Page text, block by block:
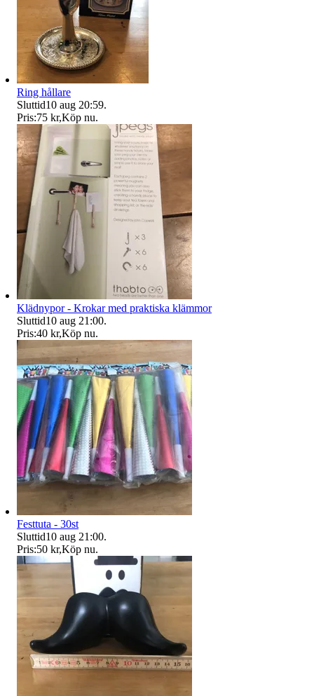
Ring hållare
Sluttid10 aug 20:59.
Pris:75 kr,Köp nu.
Klädnypor - Krokar med praktiska klämmor
Sluttid10 aug 21:00.
Pris:40 kr,Köp nu.
Festtuta - 30st
Sluttid10 aug 21:00.
Pris:50 kr,Köp nu.